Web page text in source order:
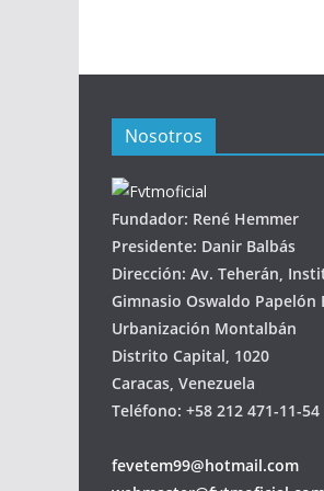
Nosotros
Fundador: René Hemmer
Presidente: Danir Balbás
Dirección: Av. Teherán,
Gimnasio Oswaldo Papelón
Urbanización Montalbán
Distrito Capital, 1020
Caracas, Venezuela
Teléfono: +58 212 471-11-54
fevetem99@hotmail.com